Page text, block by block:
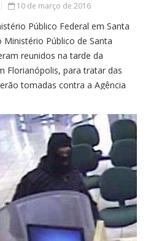
10 de março de 2016
Público Federal em Santa
Ministério Público de Santa
reunidos na tarde da
Florianópolis, para tratar das
tomadas contra a Agência
Coletivos. Por meio de um